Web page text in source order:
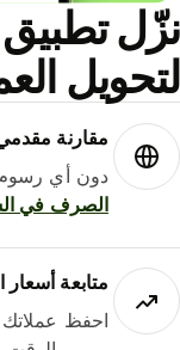
مقارنة مقدمي
دون أي رسوم
الصرف في
متابعة أسعار
احفظ عملاتك